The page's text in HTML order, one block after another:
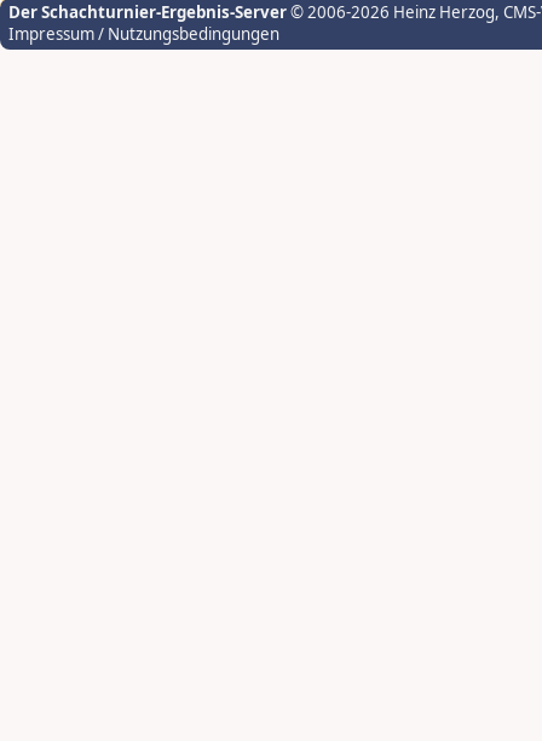
Der Schachturnier-Ergebnis-Server© 2006-2026 Heinz Herzog,
Impressum / Nutzungsbedingungen